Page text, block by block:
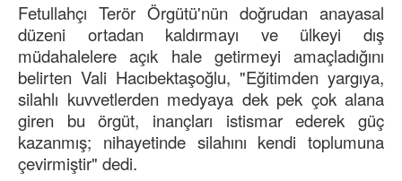
Fetullahçı Terör Örgütü'nün doğrudan anayasal
düzeni ortadan kaldırmayı ve ülkeyi dış
müdahalelere açık hale getirmeyi amaçladığını
belirten Vali Hacıbektaşoğlu, "Eğitimden yargıya,
silahlı kuvvetlerden medyaya dek pek çok alana
giren bu örgüt, inançları istismar ederek güç
kazanmış; nihayetinde silahını kendi toplumuna
çevirmiştir" dedi.